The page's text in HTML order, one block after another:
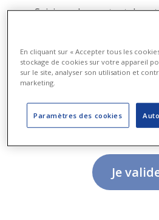
Saisissez le montant de
Valeur du bon
Je
En cliquant sur « Accepter tous les
stockage de cookies sur votre appareil
sur le site, analyser son utilisation et
marketing.
Paramètres des cookies